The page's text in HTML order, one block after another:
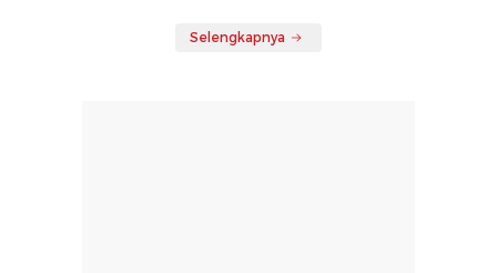
Selengkapnya